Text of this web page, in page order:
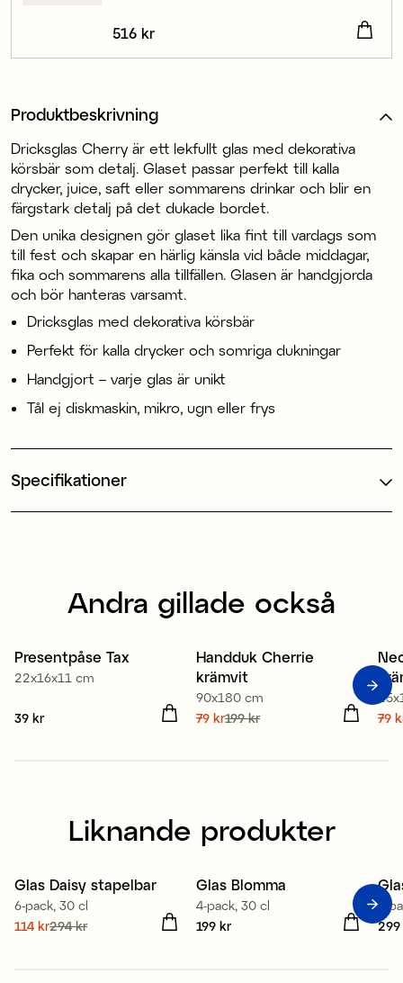
Pris :516 kr
516 kr
Produktbeskrivning
Dricksglas Cherry är ett lekfullt glas med dekorativa
körsbär som detalj. Glaset passar perfekt till kalla
drycker, juice, saft eller sommarens drinkar och blir en
färgstark detalj på det dukade bordet.
Den unika designen gör glaset lika fint till vardags som
till fest och skapar en härlig känsla vid både middagar,
fika och sommarens alla tillfällen. Glasen är handgjorda
och bör hanteras varsamt.
Dricksglas med dekorativa körsbär
Perfekt för kalla drycker och somriga dukningar
Handgjort – varje glas är unikt
Tål ej diskmaskin, mikro, ugn eller frys
Specifikationer
Andra gillade också
Nyhet
Presentpåse Tax
22x16x11 cm
Pris:
39 kr
Sale
Handduk Cherrie
krämvit
90x180 cm
Nuvarande pris
79 kr199 kr 79
Liknande produkter
Sale
Glas Daisy stapelbar
6-pack, 30 cl
Nuvarande pris
114 kr294 kr
Glas Blomma
4-pack, 30 cl
Pris:199 kr
199 kr
4-
Pris